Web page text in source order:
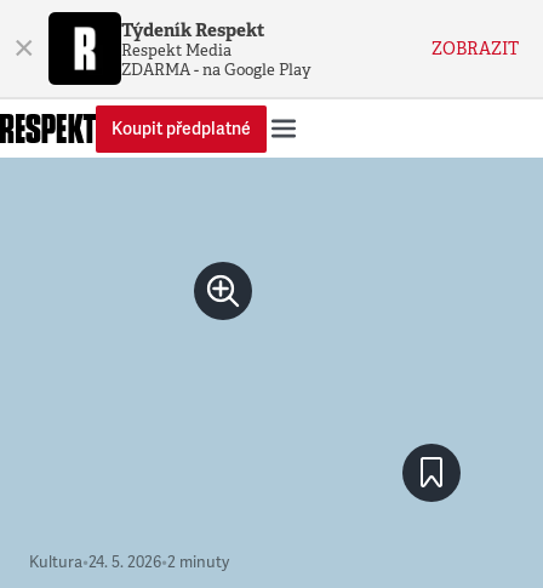
× Týdeník Respekt
Respekt Media
ZDARMA - na Google Play
ZOBRAZIT
Koupit předplatné
Kultura•24. 5. 2026•2 minuty